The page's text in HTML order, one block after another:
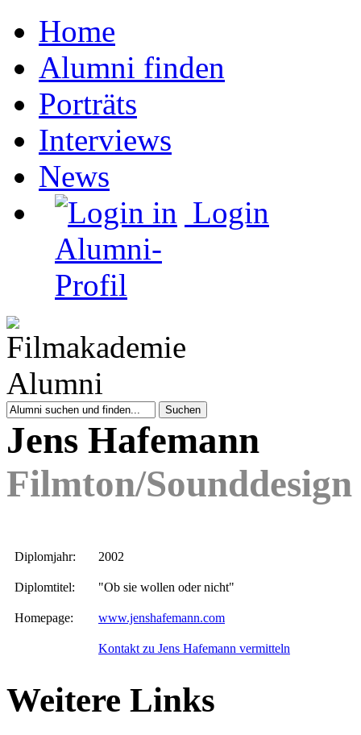
Home
Alumni finden
Porträts
Interviews
News
Login
Jens Hafemann
Filmton/Sounddesign
Diplomjahr: 2002
Diplomtitel: "Ob sie wollen oder nicht"
Homepage: www.jenshafemann.com
Kontakt zu Jens Hafemann vermitteln
Weitere Links